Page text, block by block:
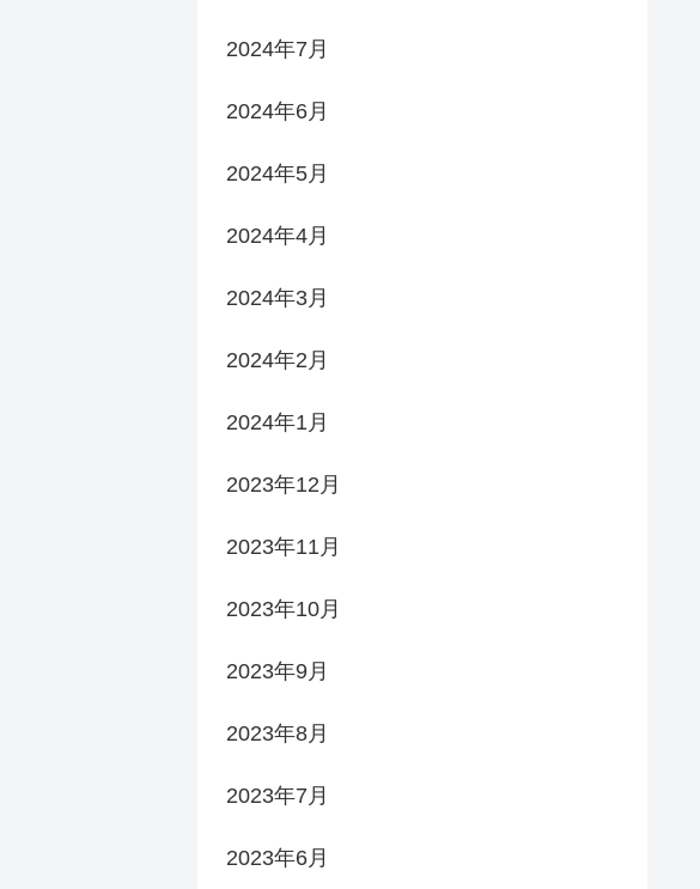
2024年7月
2024年6月
2024年5月
2024年4月
2024年3月
2024年2月
2024年1月
2023年12月
2023年11月
2023年10月
2023年9月
2023年8月
2023年7月
2023年6月